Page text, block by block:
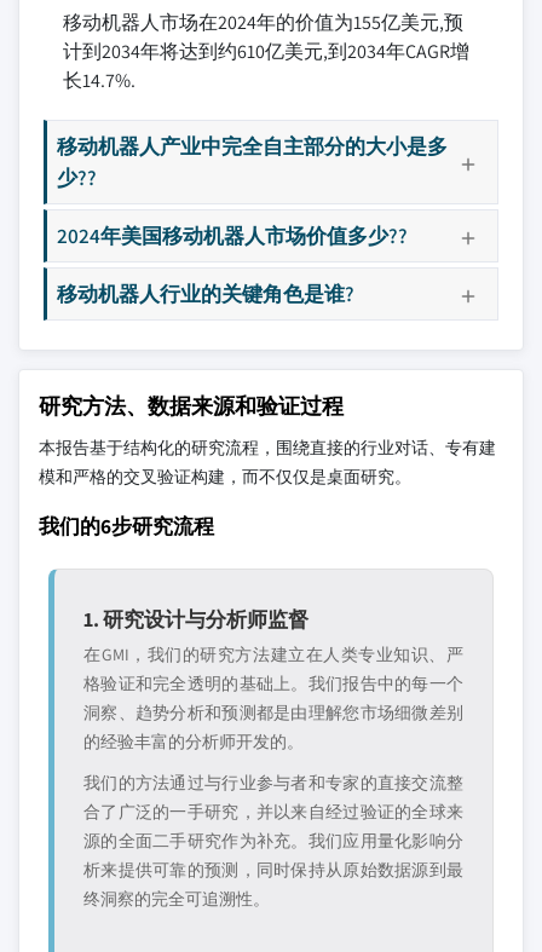
移动机器人市场在2024年的价值为155亿美元,预
计到2034年将达到约610亿美元,到2034年CAGR增
长14.7%.
移动机器人产业中完全自主部分的大小是多
少??
2024年美国移动机器人市场价值多少??
移动机器人行业的关键角色是谁?
研究方法、数据来源和验证过程
本报告基于结构化的研究流程，围绕直接的行业对话、专有建
模和严格的交叉验证构建，而不仅仅是桌面研究。
我们的6步研究流程
1. 研究设计与分析师监督
在GMI，我们的研究方法建立在人类专业知识、严
格验证和完全透明的基础上。我们报告中的每一个
洞察、趋势分析和预测都是由理解您市场细微差别
的经验丰富的分析师开发的。
我们的方法通过与行业参与者和专家的直接交流整
合了广泛的一手研究，并以来自经过验证的全球来
源的全面二手研究作为补充。我们应用量化影响分
析来提供可靠的预测，同时保持从原始数据源到最
终洞察的完全可追溯性。